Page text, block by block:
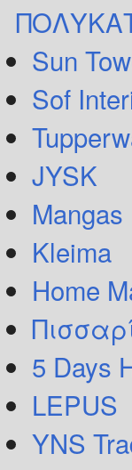
Sun
Sof
JYSK
Mangas
Kleima
Home
5 Days
LEPUS
YNS